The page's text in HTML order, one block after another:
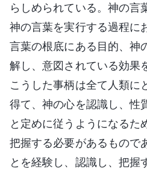
らしめられている。神の言
神の言葉を実行する過程に
言葉の根底にある目的、神
解し、意図されている効果
こうした事柄は全て人類に
得て、神の心を認識し、性
と定めに従うようになるた
把握する必要があるもので
とを経験し、認識し、把握